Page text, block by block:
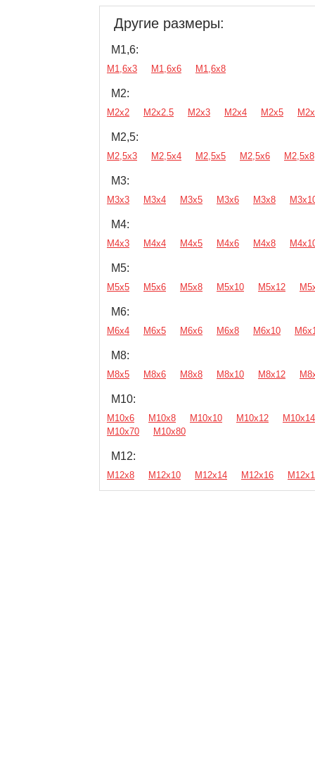
Другие размеры:
М1,6:
М1,6х3 М1,6х6 М1,6х8
М2:
М2х2 М2х2.5 М2х3 М2х4 М2х5
М2,5:
М2,5х3 М2,5х4 М2,5х5 М2,5х6 М2,5х8
М3:
М3х3 М3х4 М3х5 М3х6 М3х8
М4:
М4х3 М4х4 М4х5 М4х6 М4х8
М5:
М5х5 М5х6 М5х8 М5х10 М5х12
М6:
М6х4 М6х5 М6х6 М6х8 М6х10
М8:
М8х5 М8х6 М8х8 М8х10 М8х12
М10:
М10х6 М10х8 М10х10 М10х12
М10х14
М10х70
М10х80
М12:
М12х8 М12х10 М12х14 М12х16